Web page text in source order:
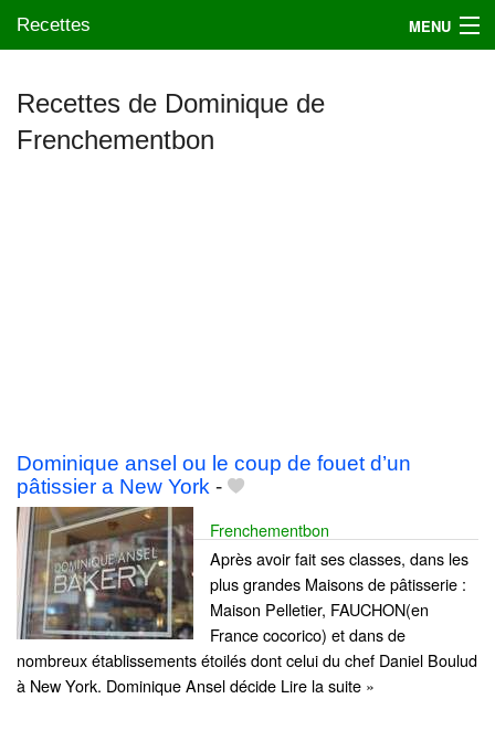
Recettes MENU
Mes blogs préférés
Recettes de Dominique de
Frenchementbon
Dominique ansel ou le coup de fouet d’un
pâtissier a New York -
Frenchementbon
Après avoir fait ses classes, dans les
plus grandes Maisons de pâtisserie :
Maison Pelletier, FAUCHON(en
France cocorico) et dans de
nombreux établissements étoilés dont celui du chef Daniel Boulud
à New York. Dominique Ansel décide Lire la suite »